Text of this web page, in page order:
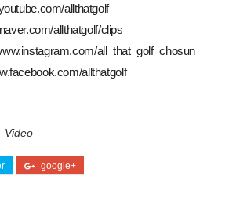
allthatgolf
allthatgolf/clips
all_that_golf_chosun
allthatgolf
Video
google+